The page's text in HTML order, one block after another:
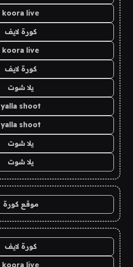
koora live
كورة لايف
koora live
كورة لايف
يلا شوت
yalla shoot
yalla shoot
يلا شوت
يلا شوت
موقع كورة
كورة لايف
koora live